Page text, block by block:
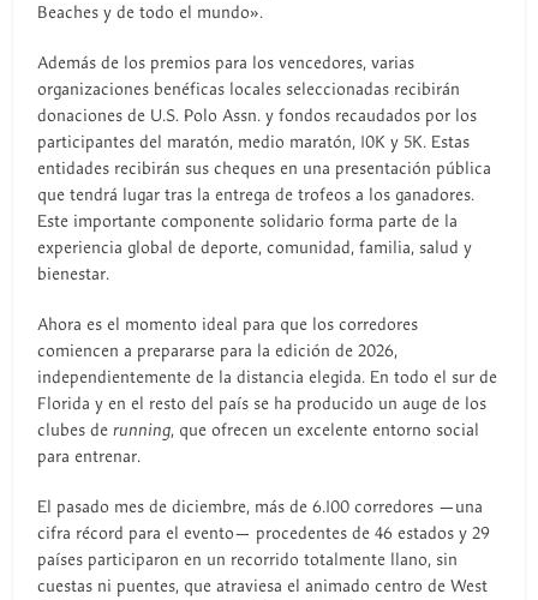
Beaches y de todo el mundo».
Además de los premios para los vencedores, varias
organizaciones benéficas locales seleccionadas recibirán
donaciones de U.S. Polo Assn. y fondos recaudados por los
participantes del maratón, medio maratón, 10K y 5K. Estas
entidades recibirán sus cheques en una presentación pública
que tendrá lugar tras la entrega de trofeos a los ganadores.
Este importante componente solidario forma parte de la
experiencia global de deporte, comunidad, familia, salud y
bienestar.
Ahora es el momento ideal para que los corredores
comiencen a prepararse para la edición de 2026,
independientemente de la distancia elegida. En todo el sur de
Florida y en el resto del país se ha producido un auge de los
clubes derunning, que ofrecen un excelente entorno social
para entrenar.
El pasado mes de diciembre, más de 6.100 corredores —una
cifra récord para el evento— procedentes de 46 estados y 29
países participaron en un recorrido totalmente llano, sin
cuestas ni puentes, que atraviesa el animado centro de West